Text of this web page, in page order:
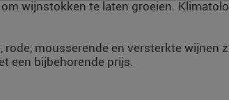
wijnstokken te laten groeien.
mousserende en versterkte wijnen
een bijbehorende prijs.